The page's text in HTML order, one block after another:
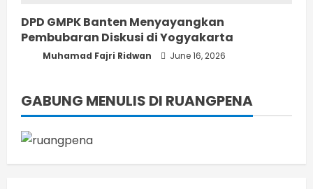
DPD GMPK Banten Menyayangkan
Pembubaran Diskusi di Yogyakarta
Muhamad Fajri Ridwan June 16, 2026
GABUNG MENULIS DI RUANGPENA